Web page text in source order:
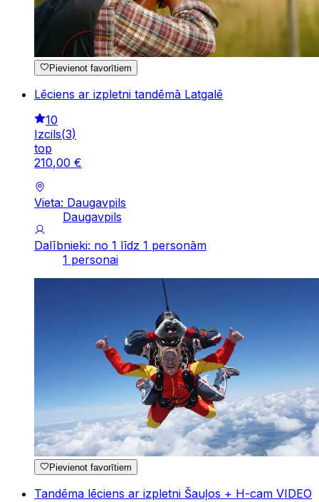
Pievienot favorītiem
Lēciens ar izpletni tandēmā Latgalē
10
Izcils(3)
top
210,00 €
Vieta: Daugavpils
Daugavpils
Dalībnieki: no 1 līdz 1 personām
1 personai
Pievienot favorītiem
Tandēma lēciens ar izpletni Šauļos + H-cam VIDEO